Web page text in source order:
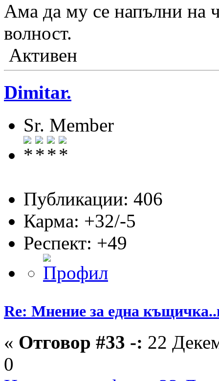
Ама да му се напълни на
волност.
Активен
Dimitar.
Sr. Member
Публикации: 406
Карма: +32/-5
Респект: +49
Re: Мнение за една
« Отговор #33 -: 22
0